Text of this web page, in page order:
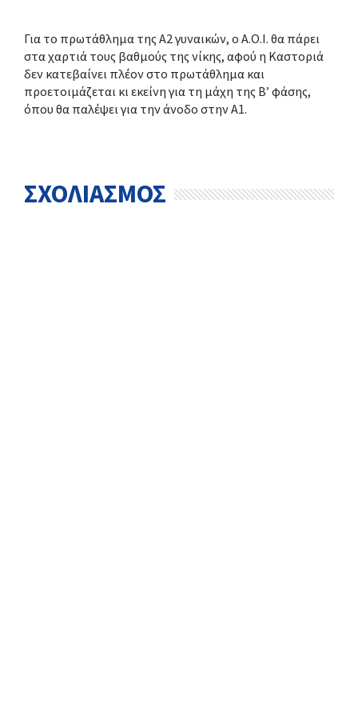
Για το πρωτάθλημα της Α2 γυναικών, ο Α.Ο.Ι. θα πάρει
στα χαρτιά τους βαθμούς της νίκης, αφού η Καστοριά
δεν κατεβαίνει πλέον στο πρωτάθλημα και
προετοιμάζεται κι εκείνη για τη μάχη της Β’ φάσης,
όπου θα παλέψει για την άνοδο στην Α1.
ΣΧΟΛΙΑΣΜΟΣ